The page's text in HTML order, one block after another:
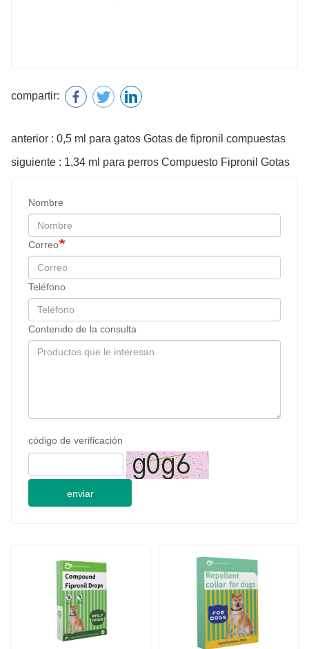
compartir:
anterior : 0,5 ml para gatos Gotas de fipronil compuestas
siguiente : 1,34 ml para perros Compuesto Fipronil Gotas
Nombre
Correo
Teléfono
Contenido de la consulta
código de verificación
enviar